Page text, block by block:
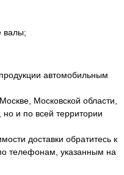
валы;
автомобильным
Московской области,
и по всей территории
доставки обратитесь к
телефонам, указанным на